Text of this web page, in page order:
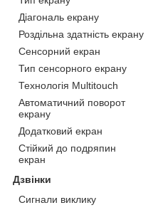
Діагональ екрану
Роздільна здатність екрану
Сенсорний екран
Тип сенсорного екрану
Технологія Multitouch
Автоматичний поворот
екрану
Додатковий екран
Стійкий до подряпин
екран
Дзвінки
Сигнали виклику